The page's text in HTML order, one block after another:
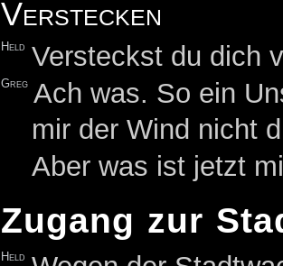
Verstecken
Held Versteckst du dich
Greg Ach was. So ein
mir der Wind nicht
Aber was ist jetzt
Zugang zur
Held